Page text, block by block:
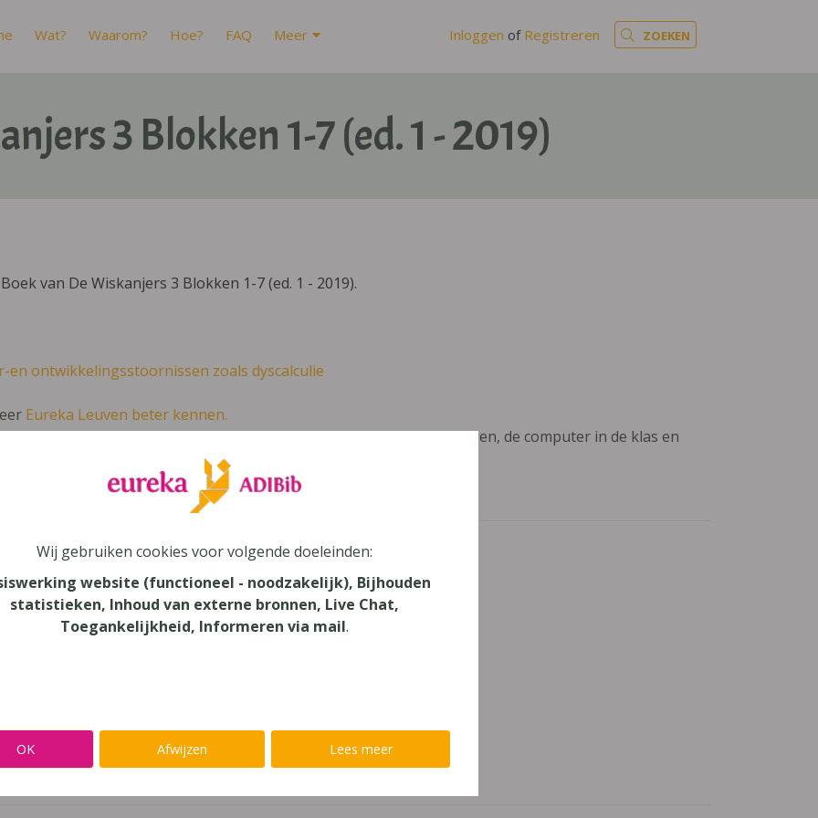
Wat? Waarom? Hoe? FAQ Meer Inloggen of Registreren ZOEKEN
3 Blokken 1-7 (ed. 1 - 2019)
van De Wiskanjers 3 Blokken 1-7 (ed. 1 - 2019).
en ontwikkelingsstoornissen zoals dyscalculie
Eureka Leuven beter kennen.
leven in je talent'en lees meer over thema's als redelijke aanpassingen, de computer in de klas en
3 Blokken 1-7 (ed. 1 - 2019)
Wij gebruiken cookies voor volgende doeleinden:
website (functioneel - noodzakelijk), Bijhouden
statistieken, Inhoud van externe bronnen, Live Chat,
Toegankelijkheid, Informeren via mail.
OK Afwijzen Lees meer